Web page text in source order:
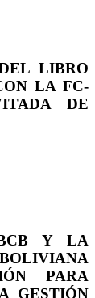
LIBRO
LA FC-
DE
Y LA
PARA
GESTIÓN